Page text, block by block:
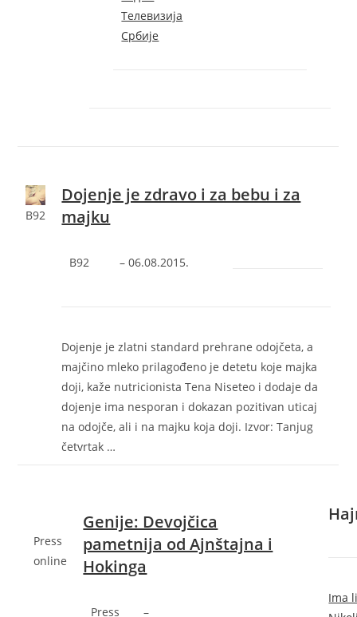
Телевизија
Србије
B92
Dojenje je zdravo i za bebu i za
majku
B92 –‎06.08.2015.‎
Dojenje je zlatni standard prehrane odojčeta, a
majčino mleko prilagođeno je detetu koje majka
doji, kaže nutricionista Tena Niseteo i dodaje da
dojenje ima nesporan i dokazan pozitivan uticaj
na odojče, ali i na majku koja doji. Izvor: Tanjug
četvrtak …
Press
online
Genije: Devojčica
pametnija od Ajnštajna i
Hokinga
Press –
Ima